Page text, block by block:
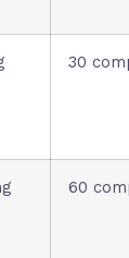
30
60